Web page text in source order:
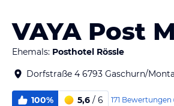
VAYA Post
Ehemals: Posthotel Rössle
Dorfstraße 4 6793 Gaschurn/
100% 5,6 / 6 171 Bewertungen